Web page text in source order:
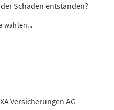
Schaden entstanden?
wählen...
Versicherungen AG